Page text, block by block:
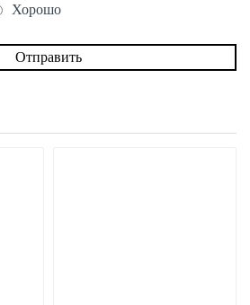
Хорошо
Отправить